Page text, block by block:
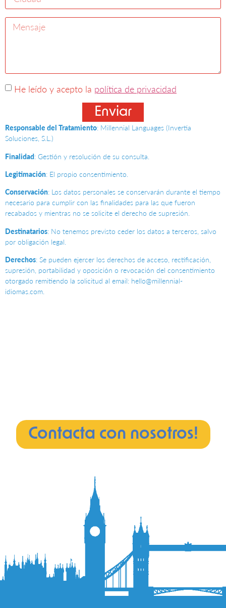
He leído y acepto la política de privacidad
Enviar
Responsable del Tratamiento: Millennial Languages (Invertia
Soluciones, S.L.)
Finalidad: Gestión y resolución de su consulta.
Legitimación: El propio consentimiento.
Conservación: Los datos personales se conservarán durante el tiempo
necesario para cumplir con las finalidades para las que fueron
recabados y mientras no se solicite el derecho de supresión.
Destinatarios: No tenemos previsto ceder los datos a terceros, salvo
por obligación legal.
Derechos: Se pueden ejercer los derechos de acceso, rectificación,
supresión, portabilidad y oposición o revocación del consentimiento
otorgado remitiendo la solicitud al email: hello@millennial-
idiomas.com.
Contacta con nosotros!